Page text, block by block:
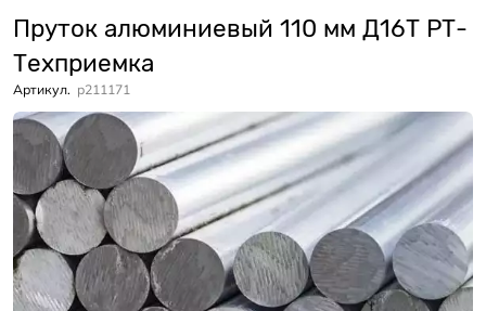
Пруток алюминиевый 110 мм Д16Т РТ-
Техприемка
Артикул. p211171